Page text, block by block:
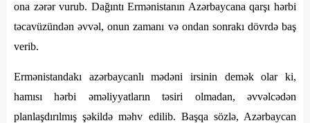
ona zərər vurub. Dağıntı Ermənistanın Azərbaycana qarşı hərbi
təcavüzündən əvvəl, onun zamanı və ondan sonrakı dövrdə baş
verib.
Ermənistandakı azərbaycanlı mədəni irsinin demək olar ki,
hamısı hərbi əməliyyatların təsiri olmadan, əvvəlcədən
planlaşdırılmış şəkildə məhv edilib. Başqa sözlə, Azərbaycan